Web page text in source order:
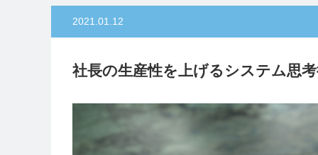
2021.01.12
社長の生産性を上げるシステム思